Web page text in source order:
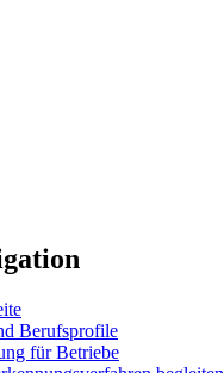
Berufsprofile
für Betriebe